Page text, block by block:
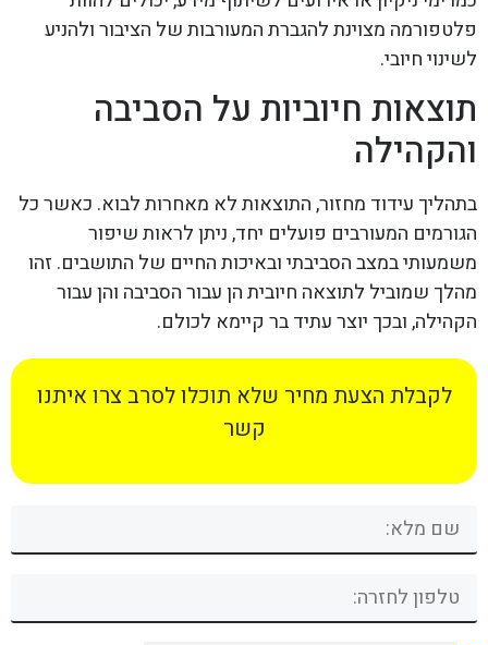
פלטפורמה מצוינת להגברת המעורבות של הציבור ולהניע
לשינוי חיובי.
תוצאות חיוביות על הסביבה
והקהילה
בתהליך עידוד מחזור, התוצאות לא מאחרות לבוא. כאשר כל
הגורמים המעורבים פועלים יחד, ניתן לראות שיפור
משמעותי במצב הסביבתי ובאיכות החיים של התושבים. זהו
מהלך שמוביל לתוצאה חיובית הן עבור הסביבה והן עבור
הקהילה, ובכך יוצר עתיד בר קיימא לכולם.
לקבלת הצעת מחיר שלא תוכלו לסרב צרו איתנו
קשר